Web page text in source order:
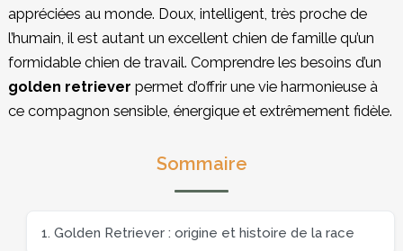
appréciées au monde. Doux, intelligent, très proche de
l’humain, il est autant un excellent chien de famille qu’un
formidable chien de travail. Comprendre les besoins d’un
golden retriever permet d’offrir une vie harmonieuse à
ce compagnon sensible, énergique et extrêmement fidèle.
Sommaire
1. Golden Retriever : origine et histoire de la race